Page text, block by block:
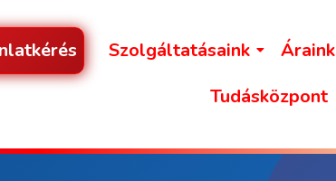
Szolgáltatásaink Áraink
Tudásközpont